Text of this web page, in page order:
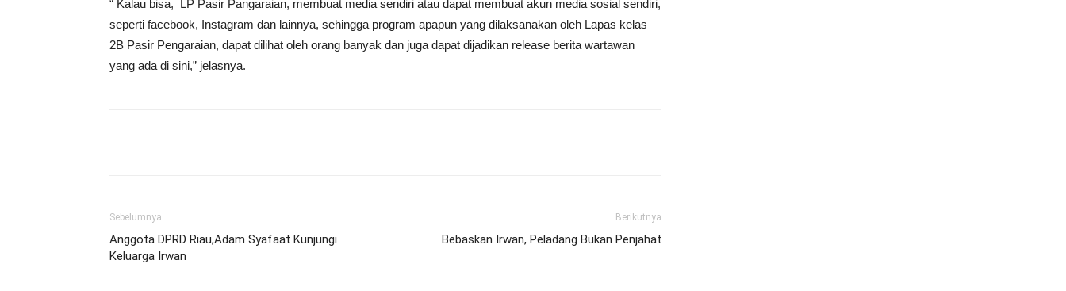
“ Kalau bisa, LP Pasir Pangaraian, membuat media sendiri atau dapat membuat akun media sosial sendiri,
seperti facebook, Instagram dan lainnya, sehingga program apapun yang dilaksanakan oleh Lapas kelas
2B Pasir Pengaraian, dapat dilihat oleh orang banyak dan juga dapat dijadikan release berita wartawan
yang ada di sini,” jelasnya.
Sebelumnya
Anggota DPRD Riau,Adam Syafaat Kunjungi
Keluarga Irwan
Berikutnya
Bebaskan Irwan, Peladang Bukan Penjahat